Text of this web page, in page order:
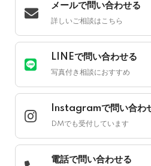
メールで問い合わせる
詳しいご相談はこちら
LINEで問い合わせる
写真付き相談におすすめ
Instagramで問い合わ
DMでも受付しています
電話で問い合わせる